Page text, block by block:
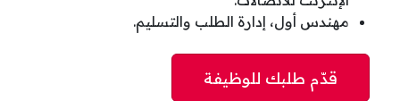
مهندس أول، إدارة الطلب والتسليم.